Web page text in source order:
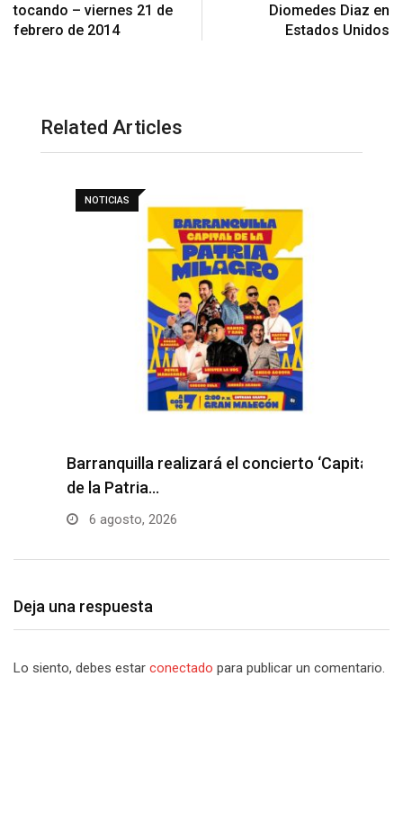
tocando – viernes 21 de
febrero de 2014
Diomedes Diaz en
Estados Unidos
Related Articles
NOTICIAS
Barranquilla realizará el concierto ‘Capital
de la Patria…
6 agosto, 2026
Deja una respuesta
Lo siento, debes estar conectado para publicar un comentario.